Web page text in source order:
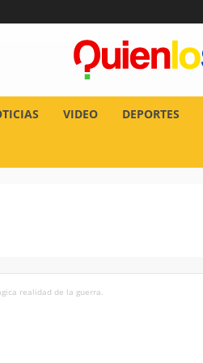
VIDEO DEPORTES
realidad de la guerra.